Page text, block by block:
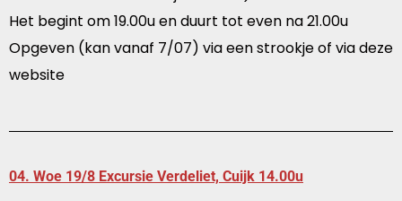
Het begint om 19.00u en duurt tot even na 21.00u
Opgeven (kan vanaf 7/07) via een strookje of via deze
website
04. Woe 19/8 Excursie Verdeliet, Cuijk 14.00u